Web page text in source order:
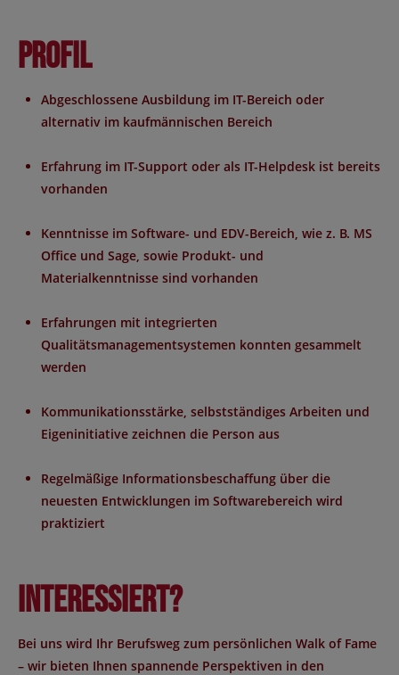
Profil
Abgeschlossene Ausbildung im IT-Bereich oder
alternativ im kaufmännischen Bereich
Erfahrung im IT-Support oder als IT-Helpdesk ist bereits
vorhanden
Kenntnisse im Software- und EDV-Bereich, wie z. B. MS
Office und Sage, sowie Produkt- und
Materialkenntnisse sind vorhanden
Erfahrungen mit integrierten
Qualitätsmanagementsystemen konnten gesammelt
werden
Kommunikationsstärke, selbstständiges Arbeiten und
Eigeninitiative zeichnen die Person aus
Regelmäßige Informationsbeschaffung über die
neuesten Entwicklungen im Softwarebereich wird
praktiziert
Interessiert?
Bei uns wird Ihr Berufsweg zum persönlichen Walk of Fame
– wir bieten Ihnen spannende Perspektiven in den